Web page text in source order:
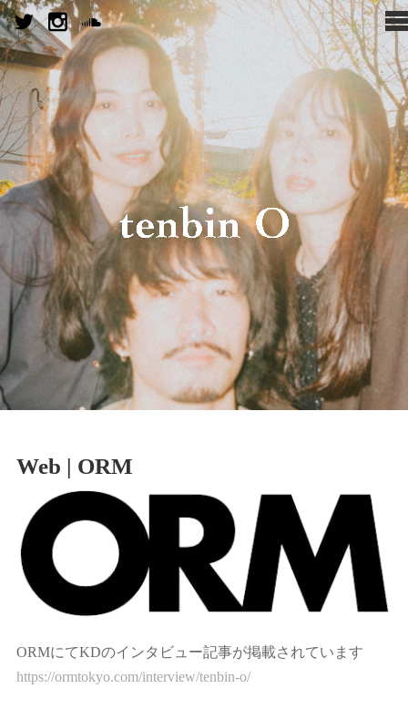
Web | ORM
ORMにてKDのインタビュー記事が掲載されています
https://ormtokyo.com/interview/tenbin-o/